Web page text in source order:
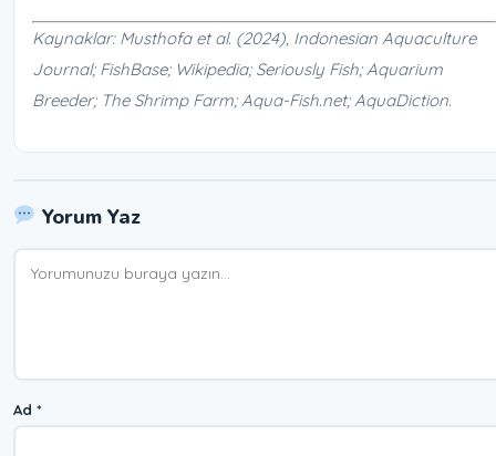
Kaynaklar: Musthofa et al. (2024), Indonesian Aquaculture
Journal; FishBase; Wikipedia; Seriously Fish; Aquarium
Breeder; The Shrimp Farm; Aqua-Fish.net; AquaDiction.
Yorum Yaz
Yorum
Ad *